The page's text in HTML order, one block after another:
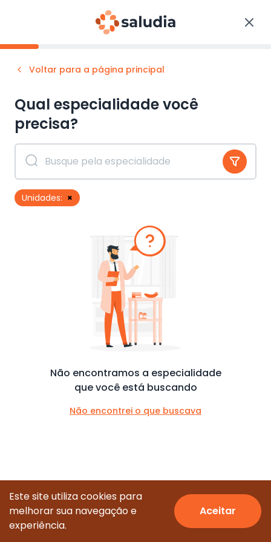
Voltar para a página principal
Qual especialidade você
precisa?
Unidades: ×
Não encontramos a especialidade
que você está buscando
Não encontrei o que buscava
© Todos os direitos reservados.
Este site utiliza cookies para
melhorar sua navegação e
experiência.
Aceitar